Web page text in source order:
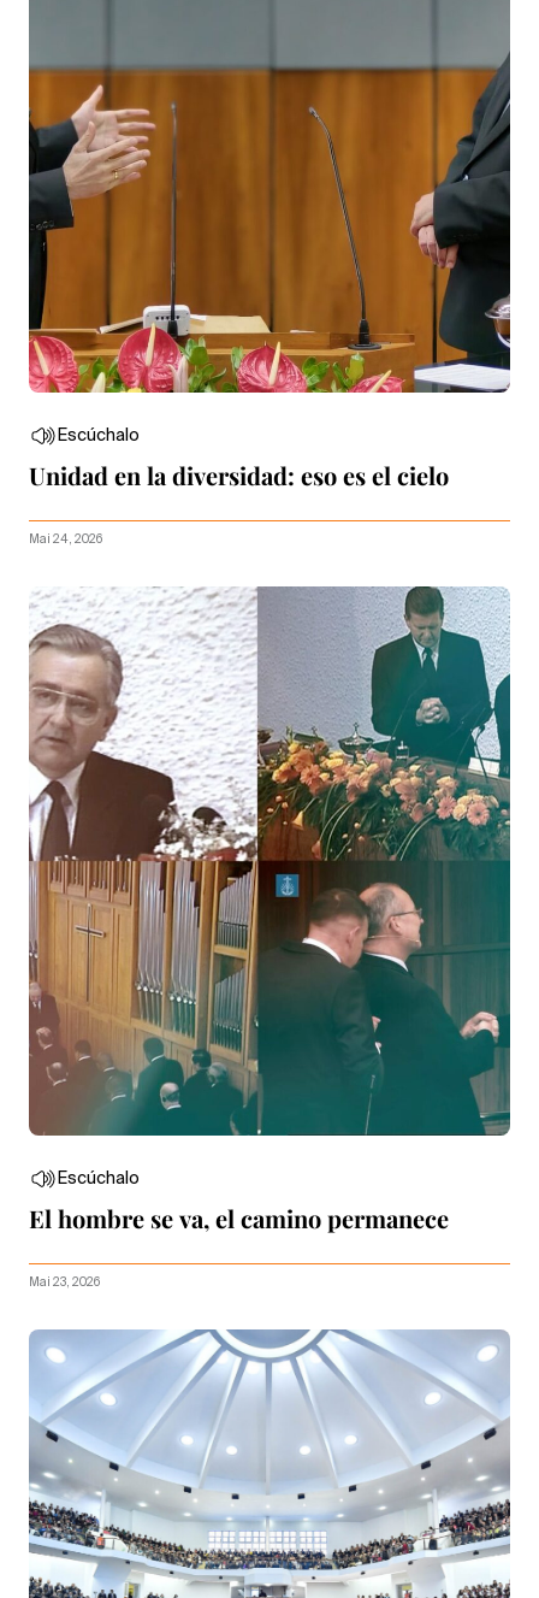
Escúchalo
Unidad en la diversidad: eso es el cielo
Mai 24, 2026
Escúchalo
El hombre se va, el camino permanece
Mai 23, 2026